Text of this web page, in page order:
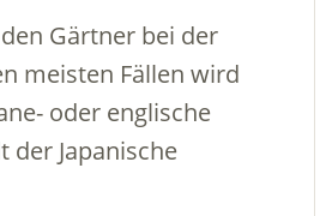
Gärtner bei der
meisten Fällen wird
oder englische
Japanische